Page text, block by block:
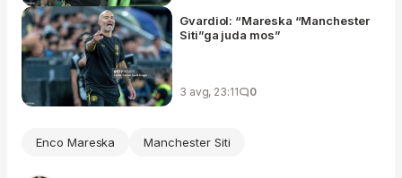
Gvardiol: “Mareska “Manchester
Siti”ga juda mos”
3 avg, 23:11 0
Enco Mareska Manchester Siti